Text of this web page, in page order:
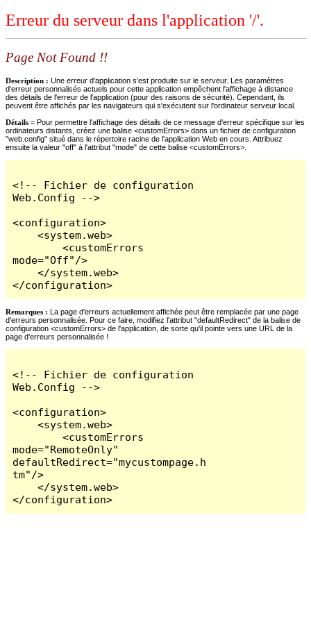
Erreur du serveur dans l'application '/'.
Page Not Found !!
Description : Une erreur d'application s'est produite sur le serveur. Les paramètres
d'erreur personnalisés actuels pour cette application empêchent l'affichage à distance
des détails de l'erreur de l'application (pour des raisons de sécurité). Cependant, ils
peuvent être affichés par les navigateurs qui s'exécutent sur l'ordinateur serveur local.
Détails = Pour permettre l'affichage des détails de ce message d'erreur spécifique sur les
ordinateurs distants, créez une balise <customErrors> dans un fichier de configuration
"web.config" situé dans le répertoire racine de l'application Web en cours. Attribuez
ensuite la valeur "off" à l'attribut "mode" de cette balise <customErrors>.
<!-- Fichier de configuration
Web.Config -->
<configuration>
    <system.web>
        <customErrors
mode="Off"/>
    </system.web>
</configuration>
Remarques : La page d'erreurs actuellement affichée peut être remplacée par une page
d'erreurs personnalisée. Pour ce faire, modifiez l'attribut "defaultRedirect" de la balise de
configuration <customErrors> de l'application, de sorte qu'il pointe vers une URL de la
page d'erreurs personnalisée !
<!-- Fichier de configuration
Web.Config -->
<configuration>
    <system.web>
        <customErrors
mode="RemoteOnly"
defaultRedirect="mycustompage.h
tm"/>
    </system.web>
</configuration>